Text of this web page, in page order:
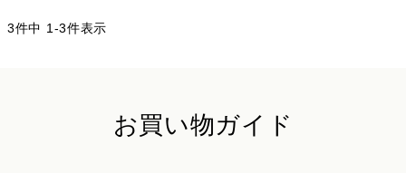
3件中 1-3件表示
お買い物ガイド